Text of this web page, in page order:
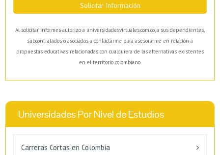
Solicitar Información
Al solicitar informes autorizo a universidadesvirtuales.com.co, a sus dependientes,
subcontratados o asociados a contactarme para asesorarme en relación a
propuestas educativas relacionadas con cualquiera de las alternativas existentes
en el territorio colombiano.
Universidades Por Nivel de Estudios
Carreras Cortas en Colombia